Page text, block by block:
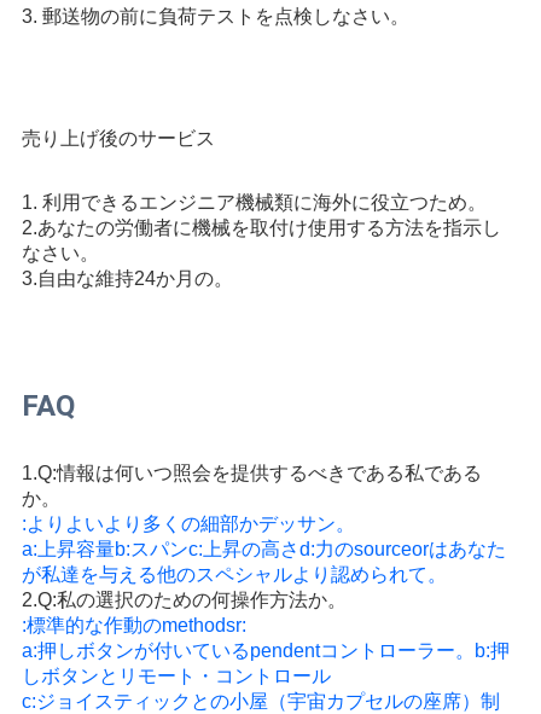
3. 郵送物の前に負荷テストを点検しなさい。
売り上げ後のサービス
1. 利用できるエンジニア機械類に海外に役立つため。
2.あなたの労働者に機械を取付け使用する方法を指示し
なさい。
3.自由な維持24か月の。
FAQ
1.Q:情報は何いつ照会を提供するべきである私である
か。
:よりよいより多くの細部かデッサン。
a:上昇容量b:スパンc:上昇の高さd:力のsourceorはあなた
が私達を与える他のスペシャルより認められて。
2.Q:私の選択のための何操作方法か。
:標準的な作動のmethodsr:
a:押しボタンが付いているpendentコントローラー。b:押
しボタンとリモート・コントロール
c:ジョイスティックとの小屋（宇宙カプセルの座席）制